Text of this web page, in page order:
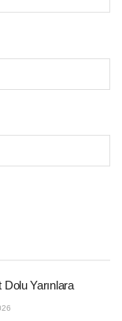
Yarınlara